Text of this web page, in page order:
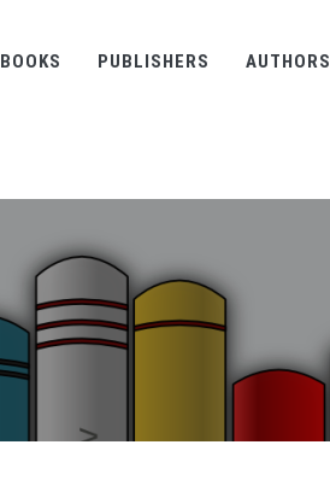
BOOKS PUBLISHERS AUTHORS